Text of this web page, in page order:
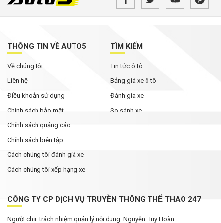
THÔNG TIN VỀ AUTO5
Về chúng tôi
Liên hệ
Điều khoản sử dụng
Chính sách bảo mật
Chính sách quảng cáo
Chính sách biên tập
Cách chúng tôi đánh giá xe
Cách chúng tôi xếp hạng xe
TÌM KIẾM
Tin tức ô tô
Bảng giá xe ô tô
Đánh gia xe
So sánh xe
CÔNG TY CP DỊCH VỤ TRUYỀN THÔNG THỂ THAO 247
Người chịu trách nhiệm quản lý nội dung: Nguyễn Huy Hoàn.